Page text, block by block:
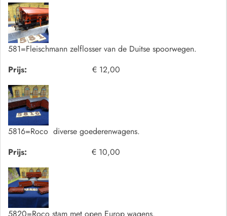
581=Fleischmann zelflosser van de Duitse spoorwegen.
Prijs:
€ 12,00
5816=Roco diverse goederenwagens.
Prijs:
€ 10,00